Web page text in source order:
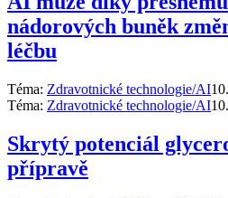
nádorových buněk
léčbu
Téma: Zdravotnické technologie/AI
Téma: Zdravotnické technologie/AI
Skrytý potenciál
přípravě